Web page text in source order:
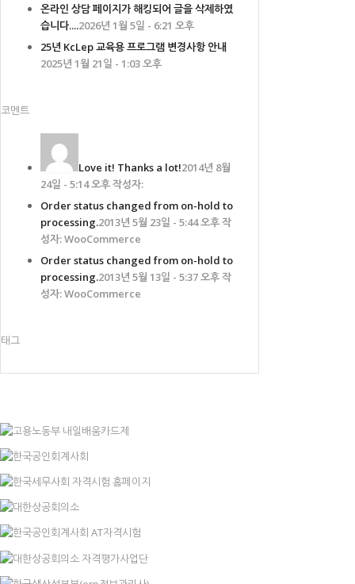
온라인 상담 페이지가 해킹되어 글을 삭제하였
습니다....2026년 1월 5일 - 6:21 오후
25년 KcLep 교육용 프로그램 변경사항 안내
2025년 1월 21일 - 1:03 오후
코멘트
Love it! Thanks a lot!2014년 8월
24일 - 5:14 오후 작성자:
Order status changed from on-hold to
processing.2013년 5월 23일 - 5:44 오후 작
성자: WooCommerce
Order status changed from on-hold to
processing.2013년 5월 13일 - 5:37 오후 작
성자: WooCommerce
태그